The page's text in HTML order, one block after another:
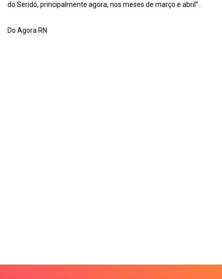
do Seridó, principalmente agora, nos meses de março e abril”.
Do Agora RN